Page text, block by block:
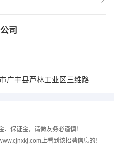
司
广丰县芦林工业区三维路
保证金，请微友务必谨慎！
上看到该招聘信息的！